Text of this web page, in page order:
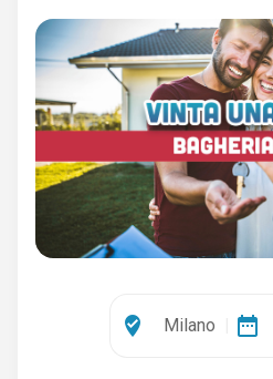
where_to_vote Milano date_range